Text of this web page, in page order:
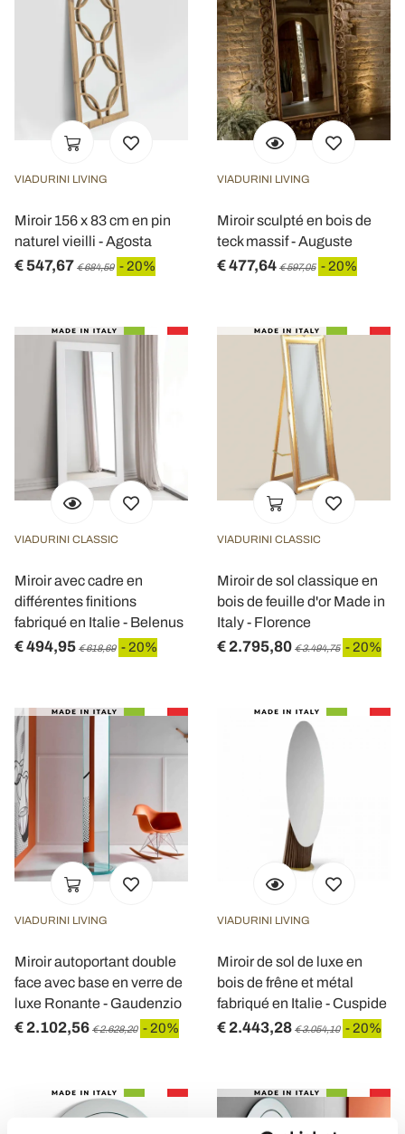
VIADURINI LIVING
Miroir 156 x 83 cm en pin
naturel vieilli - Agosta
€ 547,67 € 684,59 - 20%
VIADURINI LIVING
Miroir sculpté en bois de
teck massif - Auguste
€ 477,64 € 597,05 - 20%
VIADURINI CLASSIC
Miroir avec cadre en
différentes finitions
fabriqué en Italie - Belenus
€ 494,95 € 618,69 - 20%
VIADURINI CLASSIC
Miroir de sol classique en
bois de feuille d'or Made in
Italy - Florence
€ 2.795,80 € 3.494,75 - 20%
VIADURINI LIVING
Miroir autoportant double
face avec base en verre de
luxe Ronante - Gaudenzio
€ 2.102,56 € 2.628,20 - 20%
VIADURINI LIVING
Miroir de sol de luxe en
bois de frêne et métal
fabriqué en Italie - Cuspide
€ 2.443,28 € 3.054,10 - 20%